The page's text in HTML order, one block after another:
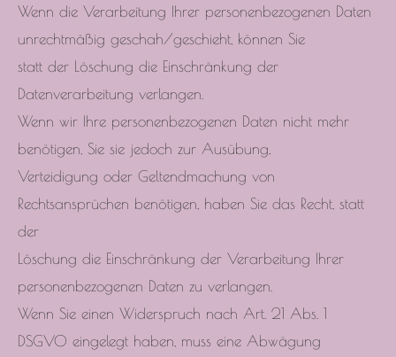
Wenn die Verarbeitung Ihrer personenbezogenen Daten
unrechtmäßig geschah/geschieht, können Sie
statt der Löschung die Einschränkung der
Datenverarbeitung verlangen.
Wenn wir Ihre personenbezogenen Daten nicht mehr
benötigen, Sie sie jedoch zur Ausübung,
Verteidigung oder Geltendmachung von
Rechtsansprüchen benötigen, haben Sie das Recht, statt
der
Löschung die Einschränkung der Verarbeitung Ihrer
personenbezogenen Daten zu verlangen.
Wenn Sie einen Widerspruch nach Art. 21 Abs. 1
DSGVO eingelegt haben, muss eine Abwägung